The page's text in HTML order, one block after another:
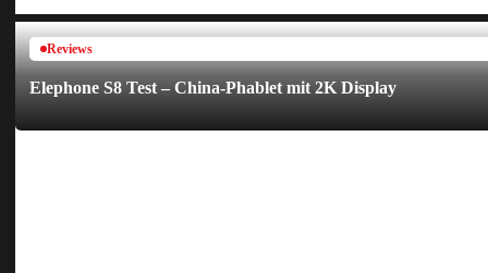
Reviews
Elephone S8 Test – China-Phablet mit 2K Display